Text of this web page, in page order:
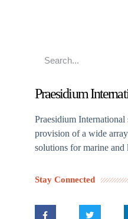
Praesidium
Praesidium International
provision of a wide
solutions for marine and
Stay Connected